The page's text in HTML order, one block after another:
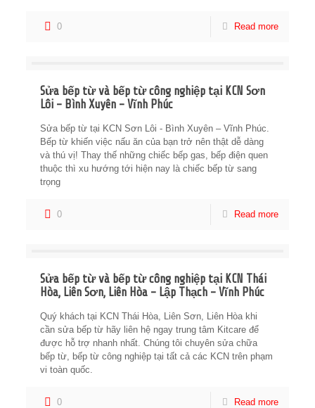
0 Read more
Sửa bếp từ và bếp từ công nghiệp tại KCN Sơn
Lôi – Bình Xuyên – Vĩnh Phúc
Sửa bếp từ tại KCN Sơn Lôi - Bình Xuyên – Vĩnh Phúc.
Bếp từ khiến việc nấu ăn của bạn trở nên thật dễ dàng
và thú vị! Thay thế những chiếc bếp gas, bếp điện quen
thuộc thì xu hướng tới hiện nay là chiếc bếp từ sang
trọng
0 Read more
Sửa bếp từ và bếp từ công nghiệp tại KCN Thái
Hòa, Liên Sơn, Liên Hòa – Lập Thạch – Vĩnh Phúc
Quý khách tại KCN Thái Hòa, Liên Sơn, Liên Hòa khi
cần sửa bếp từ hãy liên hệ ngay trung tâm Kitcare để
được hỗ trợ nhanh nhất. Chúng tôi chuyên sửa chữa
bếp từ, bếp từ công nghiệp tại tất cả các KCN trên phạm
vi toàn quốc.
0 Read more